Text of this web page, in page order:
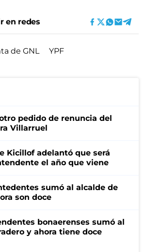
en redes
de GNL YPF
pedido de renuncia del
Villarruel
Kicillof adelantó que será
el año que viene
sumó al alcalde de
son doce
bonaerenses sumó al
y ahora tiene doce